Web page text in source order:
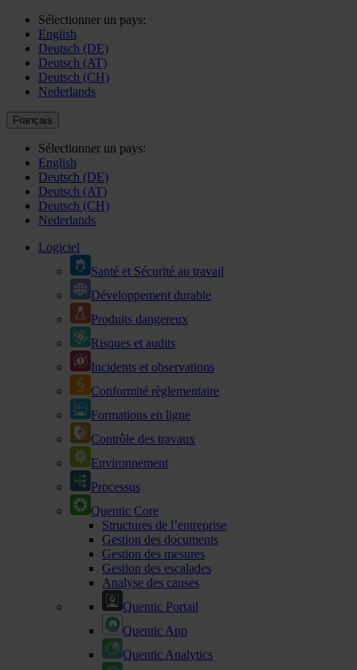
Sélectionner un pays:
English
Deutsch (DE)
Deutsch (AT)
Deutsch (CH)
Nederlands
Français
Sélectionner un pays:
English
Deutsch (DE)
Deutsch (AT)
Deutsch (CH)
Nederlands
Logiciel
Santé et Sécurité au travail
Développement durable
Produits dangereux
Risques et audits
Incidents et observations
Conformité règlementaire
Formations en ligne
Contrôle des travaux
Environnement
Processus
Quentic Core
Structures de l’entreprise
Gestion des documents
Gestion des mesures
Gestion des escalades
Analyse des causes
Quentic Portail
Quentic App
Quentic Analytics